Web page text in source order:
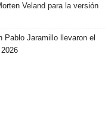
Veland para la versión
Jaramillo llevaron el